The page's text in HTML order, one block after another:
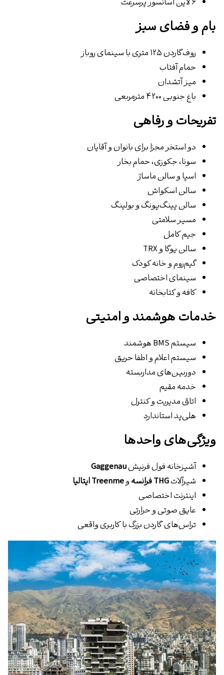
بام و فضای سبز
روف‌گاردن ۱۲۵ متری با سینمای روباز
حمام آفتاب
میز آتشدان
باغ جنوبی ۴۲۰۰ مترمربعی
تفریحات و رفاهی
دو استخر مجزا برای بانوان و آقایان
سونا، جکوزی، حمام بخار
اسپا و سالن ماساژ
سالن اسکواش
سالن پینگ‌پونگ و بولینگ
مسیر سلامتی
جیم کامل
سالن یوگا و TRX
گیم‌روم و خانه کودک
سینمای اختصاصی
کافه و کتابخانه
خدمات هوشمند و امنیتی
سیستم BMS هوشمند
سیستم اعلام و اطفا حریق
دوربین‌های مداربسته
خدمه مقیم
اتاق مدیریت و کنترل
هلی‌پد استاندارد
ویژگی‌های واحدها
آشپزخانه فول فرنیشGaggenau
شیرآلاتTHG فرانسه وTreenme ایتالیا
اینترنت اختصاصی
عایق صوتی و حرارتی
تراس‌های گاردن بزرگ با کاربری واقعی